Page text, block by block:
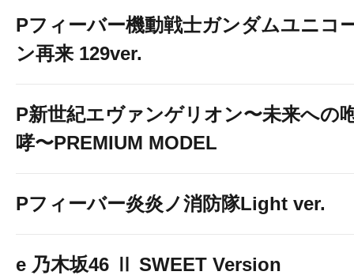
Pフィーバー機動戦士ガンダムユニコ
ン再来 129ver.
P新世紀エヴァンゲリオン〜未来への
哮〜PREMIUM MODEL
Pフィーバー炎炎ノ消防隊Light ver.
e 乃木坂46 Ⅱ SWEET Version